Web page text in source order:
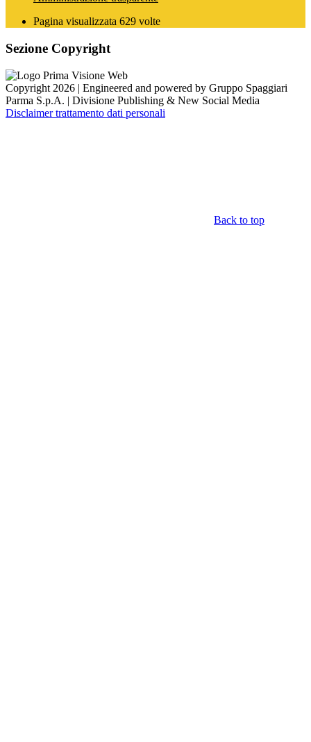
Pagina visualizzata 629 volte
Sezione Copyright
Copyright 2026 | Engineered and powered by Gruppo Spaggiari
Parma S.p.A. | Divisione Publishing & New Social Media
Disclaimer trattamento dati personali
Back to top